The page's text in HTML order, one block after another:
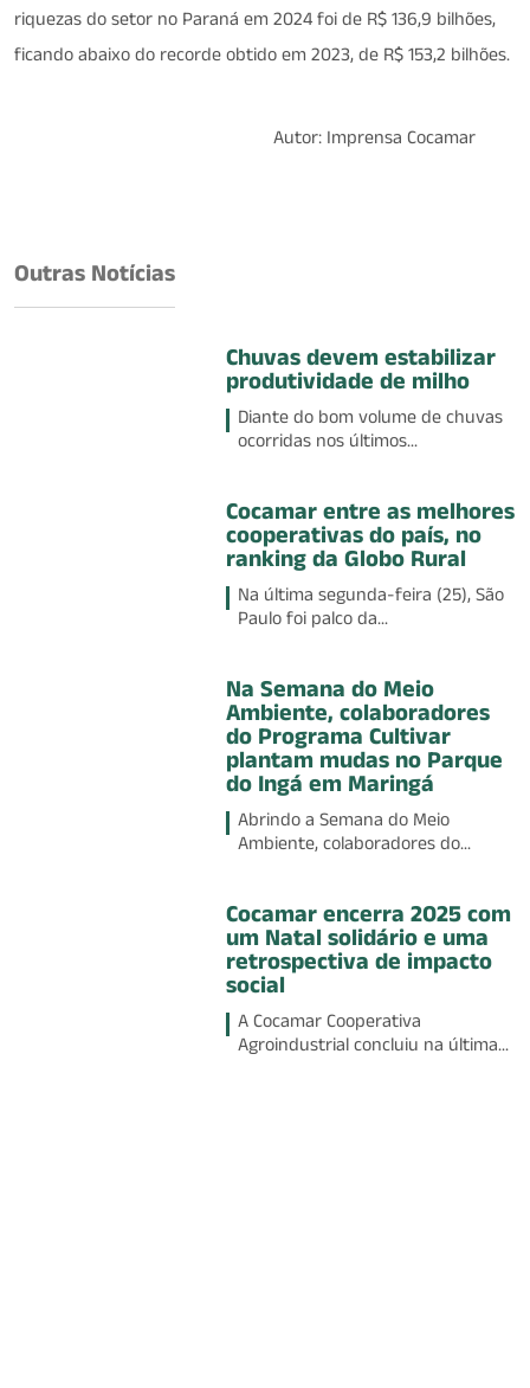
riquezas do setor no Paraná em 2024 foi de R$ 136,9 bilhões,
ficando abaixo do recorde obtido em 2023, de R$ 153,2 bilhões.
Autor: Imprensa Cocamar
Outras Notícias
Chuvas devem estabilizar
produtividade de milho
Diante do bom volume de chuvas
ocorridas nos últimos...
Cocamar entre as melhores
cooperativas do país, no
ranking da Globo Rural
Na última segunda-feira (25), São
Paulo foi palco da...
Na Semana do Meio
Ambiente, colaboradores
do Programa Cultivar
plantam mudas no Parque
do Ingá em Maringá
Abrindo a Semana do Meio
Ambiente, colaboradores do...
Cocamar encerra 2025 com
um Natal solidário e uma
retrospectiva de impacto
social
A Cocamar Cooperativa
Agroindustrial concluiu na última...